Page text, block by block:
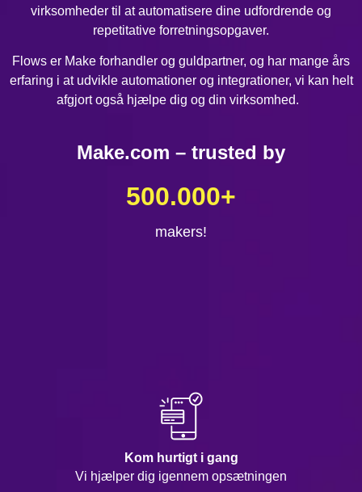
virksomheder til at automatisere dine udfordrende og
repetitative forretningsopgaver.
Flows er Make forhandler og guldpartner, og har mange års
erfaring i at udvikle automationer og integrationer, vi kan helt
afgjort også hjælpe dig og din virksomhed.
Make.com – trusted by
makers!
500.000+
Kom hurtigt i gang
Vi hjælper dig igennem opsætningen